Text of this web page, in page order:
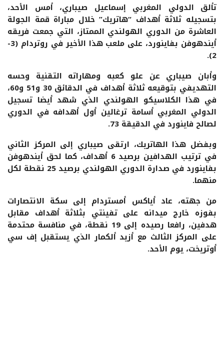
تألق الدولي المغربي إسماعيل صيباري، أمس الأحد،
بتسجيله ثلاثة أهداف “هاتريك” خلال مباراة قمة الجولة
العاشرة من الدوري الهولندي الممتاز، التي جمعت فريقه
أيندهوفن بفاينورد، على ملعب هذا الأخير في روتردام (3-
2).
وأبان صيباري عن علو كعبه ومهاراته التقنية وحسه
التهديفي بتوقيعه ثلاثة أهداف في الدقائق 30 و51 و60،
في هذا الكلاسيكو الهولندي الذي شهد أيضا تسجيل
الدولي المغربي أسامة ترغالين أول أهدافه في الدوري
لصالح فاينورد في الدقيقة 73.
وبفضل هذا الهاتريك، ارتقى صيباري إلى المركز الثاني
في ترتيب الهدافين برصيد 6 أهداف، كما لحق أيندهوفن
بفاينورد في صدارة الدوري الهولندي برصيد 25 نقطة لكل
منهما.
من جهته، عاد أياكس أمستردام إلى سكة الانتصارات
بفوزه خارج ميدانه على تفينتي بثلاثة أهداف مقابل
هدفين، رافعا رصيده إلى 19 نقطة، في منافسة محتدمة
على المركز الثالث مع أزيد ألكمار الذي يستقبل إف سي
أوتريخت، يوم الأحد.